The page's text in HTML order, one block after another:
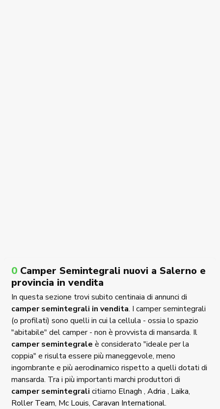
0 Camper Semintegrali nuovi a Salerno e
provincia in vendita
In questa sezione trovi subito centinaia di annunci di
camper semintegrali in vendita. I camper semintegrali
(o profilati) sono quelli in cui la cellula - ossia lo spazio
"abitabile" del camper - non è provvista di mansarda. Il
camper semintegrale è considerato "ideale per la
coppia" e risulta essere più maneggevole, meno
ingombrante e più aerodinamico rispetto a quelli dotati di
mansarda. Tra i più importanti marchi produttori di
camper semintegrali citiamo Elnagh , Adria , Laika,
Roller Team, Mc Louis, Caravan International.